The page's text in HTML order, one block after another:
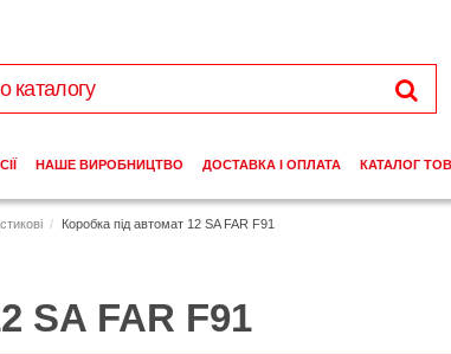
Коробка під автомат 12 SA FAR F91
SA FAR F91
НАШЕ ВИРОБНИЦТВО ДОСТАВКА І ОПЛАТА КАТАЛОГ